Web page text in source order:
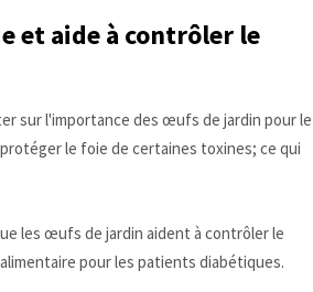
et aide à contrôler le
sur l'importance des œufs de jardin pour le
le foie de certaines toxines; ce qui
les œufs de jardin aident à contrôler le
pour les patients diabétiques.